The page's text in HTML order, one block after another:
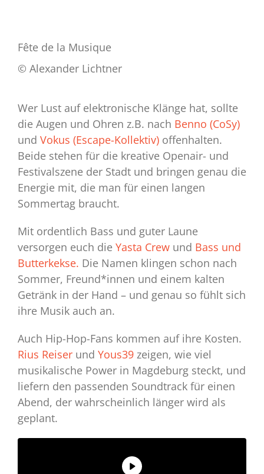
Fête de la Musique
© Alexander Lichtner
Wer Lust auf elektronische Klänge hat, sollte
die Augen und Ohren z.B. nach Benno (CoSy)
und Vokus (Escape-Kollektiv) offenhalten.
Beide stehen für die kreative Openair- und
Festivalszene der Stadt und bringen genau die
Energie mit, die man für einen langen
Sommertag braucht.
Mit ordentlich Bass und guter Laune
versorgen euch die Yasta Crewund Bass und
Butterkekse. Die Namen klingen schon nach
Sommer, Freund*innen und einem kalten
Getränk in der Hand – und genau so fühlt sich
ihre Musik auch an.
Auch Hip-Hop-Fans kommen auf ihre Kosten.
Rius Reiserund Yous39zeigen, wie viel
musikalische Power in Magdeburg steckt, und
liefern den passenden Soundtrack für einen
Abend, der wahrscheinlich länger wird als
geplant.